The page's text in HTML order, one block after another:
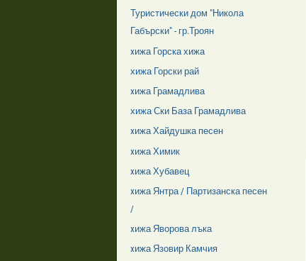
Туристически дом "Никола
Габърски" - гр.Троян
xижа Горска хижа
хижа Горски рай
xижа Грамадлива
хижа Ски База Грамадлива
xижа Хайдушка песен
xижа Химик
xижа Хубавец
xижа Янтра / Партизанска песен
/
xижа Яворова лъка
xижа Язовир Камчия